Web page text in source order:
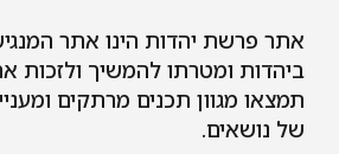
אתר פרשת יהדות הינו אתר
ביהדות ומטרתו להמשיך ולזכות
תמצאו מגוון תכנים מרתקים
של נושאים.